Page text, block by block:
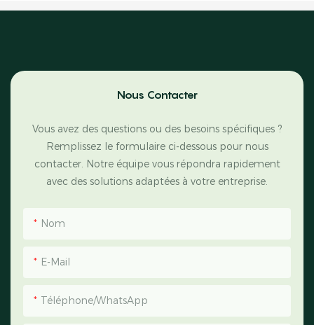
Nous Contacter
Vous avez des questions ou des besoins spécifiques ?
Remplissez le formulaire ci-dessous pour nous
contacter. Notre équipe vous répondra rapidement
avec des solutions adaptées à votre entreprise.
Nom
E-Mail
Téléphone/WhatsApp